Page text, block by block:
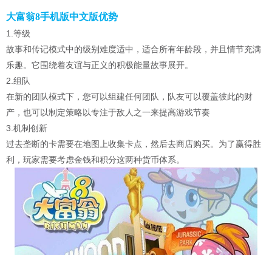
大富翁8手机版中文版优势
1.等级
故事和传记模式中的级别难度适中，适合所有年龄段，并且情节充满
乐趣。它围绕着友谊与正义的积极能量故事展开。
2.组队
在新的团队模式下，您可以组建任何团队，队友可以覆盖彼此的财
产，也可以制定策略以专注于敌人之一来提高游戏节奏
3.机制创新
过去垄断的卡需要在地图上收集卡点，然后去商店购买。为了赢得胜
利，玩家需要考虑金钱和积分这两种货币体系。